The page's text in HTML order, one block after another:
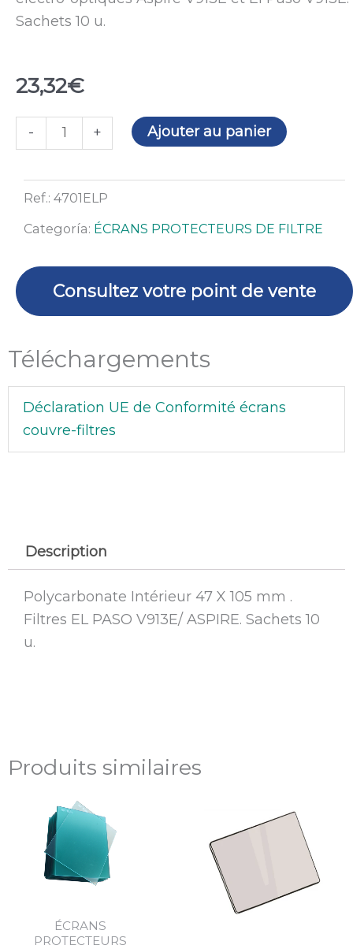
Sachets 10 u.
23,32€
-
quantité
de
Intérieur
105
mm
EL
V913E/
ASPIRE.
+ Ajouter au panier
Ref.: 4701ELP
Categoría: ÉCRANS PROTECTEURS DE FILTRE
Consultez votre point de vente
Téléchargements
Déclaration UE de Conformité écrans
couvre-filtres
Description
Polycarbonate Intérieur 47 X 105 mm .
Filtres EL PASO V913E/ ASPIRE. Sachets 10
u.
Produits similaires
ÉCRANS
PROTECTEURS
de
prix :